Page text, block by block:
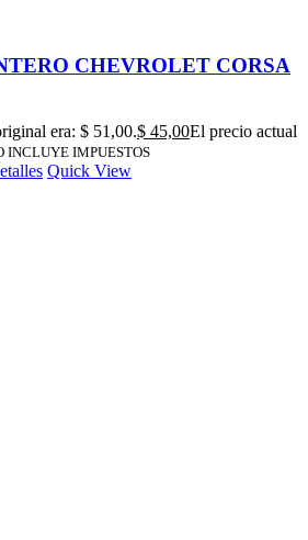
CHEVROLET CORSA
era: $ 51,00.$ 45,00El precio actual
INCLUYE IMPUESTOS
Quick View